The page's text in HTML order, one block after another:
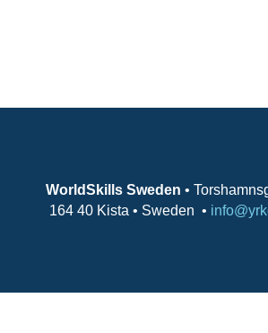
WorldSkills Sweden •
164 40 Kista • Sweden •